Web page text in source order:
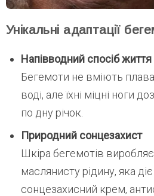
Унікальні адаптації
Напівводний спосіб життя
Бегемоти не вміють
воді, але їхні міцні ноги
по дну річок.
Природний сонцезахист
Шкіра бегемотів
маслянисту рідину, яка
сонцезахисний крем,